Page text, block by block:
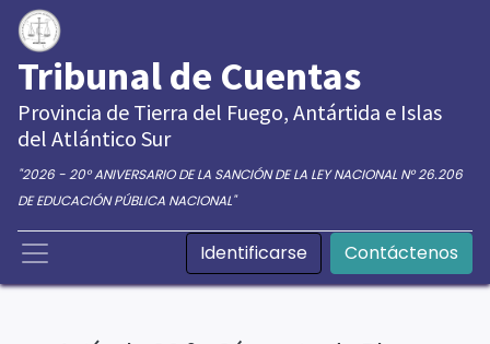
Tribunal de Cuentas
Provincia de Tierra del Fuego, Antártida e Islas
del Atlántico Sur
"2026 - 20° ANIVERSARIO DE LA SANCIÓN DE LA LEY NACIONAL N° 26.206
DE EDUCACIÓN PÚBLICA NACIONAL"
Identificarse Contáctenos